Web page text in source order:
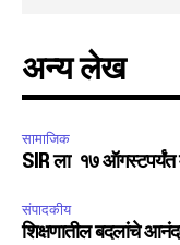
अन्य लेख
सामाजिक
SIR ला १७ ऑगस्टपर्यंत
संपादकीय
शिक्षणातील बदलांचे